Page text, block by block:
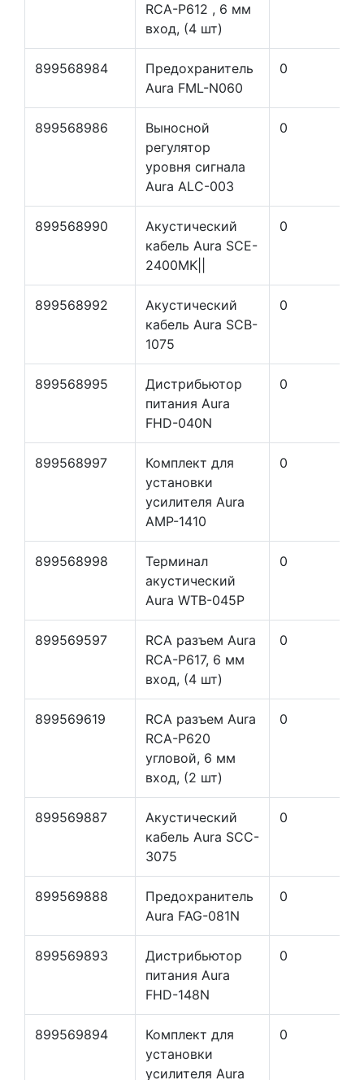
RCA-P612 , 6 мм
вход, (4 шт)
899568984
Предохранитель
Aura FML-N060
0
899568986
Выносной
регулятор
уровня сигнала
Aura ALC-003
0
899568990
Акустический
кабель Aura SCE-
2400MK||
0
899568992
Акустический
кабель Aura SCB-
1075
0
899568995
Дистрибьютор
питания Aura
FHD-040N
0
899568997
Комплект для
установки
усилителя Aura
AMP-1410
0
899568998
Терминал
акустический
Aura WTB-045P
0
899569597
RCA разъем Aura
RCA-P617, 6 мм
вход, (4 шт)
0
899569619
RCA разъем Aura
RCA-P620
угловой, 6 мм
вход, (2 шт)
0
899569887
Акустический
кабель Aura SCC-
3075
0
899569888
Предохранитель
Aura FAG-081N
0
899569893
Дистрибьютор
питания Aura
FHD-148N
0
899569894
Комплект для
установки
усилителя Aura
0